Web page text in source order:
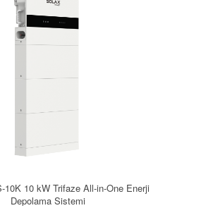
10K 10 kW Trifaze All-in-One Enerji
Depolama Sistemi